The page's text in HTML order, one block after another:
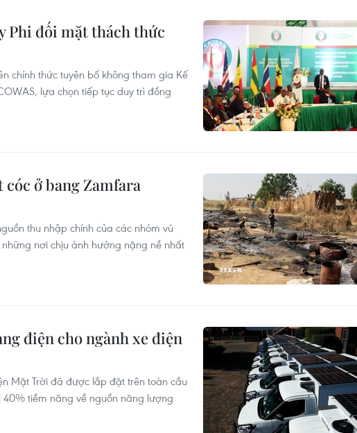
Phi đối mặt thách thức
chính thức tuyên bố không tham gia Kế
lựa chọn tiếp tục duy trì đồng
ở bang Zamfara
thu nhập chính của các nhóm vũ
nơi chịu ảnh hưởng nặng nề nhất
điện cho ngành xe điện
Mặt Trời đã được lắp đặt trên toàn cầu
tiềm năng về nguồn năng lượng